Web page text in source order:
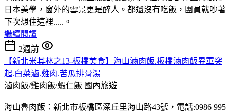
日本美學，窗外的雪景更是醉人。都還沒有吃飯，團員就吵著
下次想住這裡.....。
繼續閱讀
2週前
【新北米其林之13-板橋美食】海山滷肉飯.板橋滷肉飯異軍突
起.白菜滷.雞肉.苦瓜排骨湯
滷肉飯/雞肉飯/蝦仁飯 國內旅遊
海山魯肉飯：新北市板橋區深丘里海山路43號，電話:0986 995